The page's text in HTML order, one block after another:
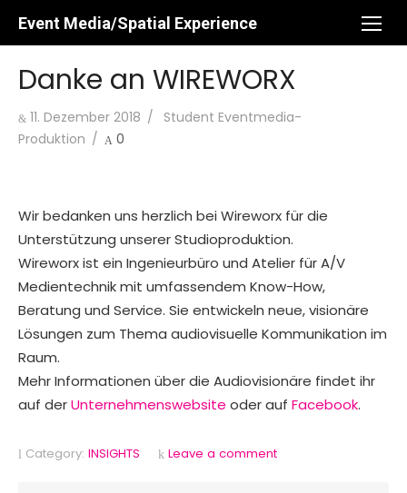
Event Media/Spatial Experience
Danke an WIREWORX
Posted
on
11. Dezember 2018 Author
Student Eventmedia-
Produktion
0
Wir bedanken uns herzlich bei Wireworx für die
Unterstützung unserer Studioproduktion.
Wireworx ist ein Ingenieurbüro und Atelier für A/V
Medientechnik mit umfassendem Know-How,
Beratung und Service. Sie entwickeln neue, visionäre
Lösungen zum Thema audiovisuelle Kommunikation im
Raum.
Mehr Informationen über die Audiovisionäre findet ihr
auf derUnternehmenswebsite oder auf Facebook.
Category: INSIGHTS Leave a comment